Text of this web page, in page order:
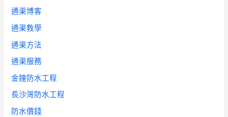
通渠博客
通渠教學
通渠方法
通渠服務
金鐘防水工程
長沙灣防水工程
防水價錢